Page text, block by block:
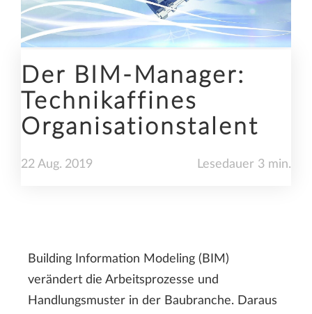
Der BIM-Manager:
Technikaffines
Organisationstalent
22 Aug. 2019 Lesedauer 3 min.
Building Information Modeling (BIM)
verändert die Arbeitsprozesse und
Handlungsmuster in der Baubranche. Daraus